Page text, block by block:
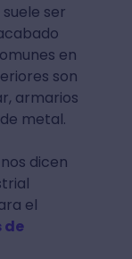
ser
en
son
armarios
metal.
dicen
el
de